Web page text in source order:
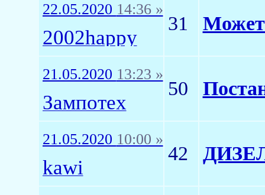
22.05.2020 14:36 »
2002happy
31
21.05.2020 13:23 »
Зампотех
50
21.05.2020 10:00 »
kawi
42